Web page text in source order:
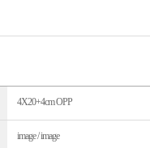
4X20+4cm OPP
image / image